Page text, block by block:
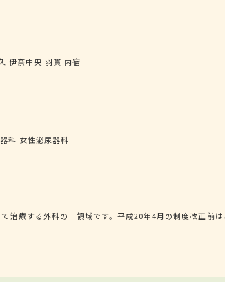
伊奈中央 羽貫 内宿
科 女性泌尿器科
療する外科の一領域です。平成20年4月の制度改正前は